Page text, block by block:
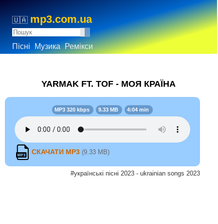
🇺🇦 mp3.com.ua
Пісні Музика Ремікси
YARMAK FT. TOF - МОЯ КРАЇНА
MP3 320 kbps 9.33 MB 4:04 min
СКАЧАТИ MP3 (9.33 MB)
#українські пісні 2023 - ukrainian songs 2023